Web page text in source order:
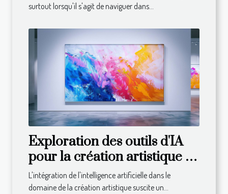
surtout lorsqu'il s'agit de naviguer dans...
Exploration des outils d'IA
pour la création artistique :
avantages et limites
L'intégration de l'intelligence artificielle dans le
domaine de la création artistique suscite un...